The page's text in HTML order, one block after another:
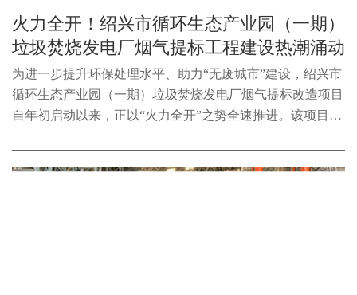
火力全开！绍兴市循环生态产业园（一期）
垃圾焚烧发电厂烟气提标工程建设热潮涌动
为进一步提升环保处理水平、助力“无废城市”建设，绍兴市
循环生态产业园（一期）垃圾焚烧发电厂烟气提标改造项目
自年初启动以来，正以“火力全开”之势全速推进。该项目概